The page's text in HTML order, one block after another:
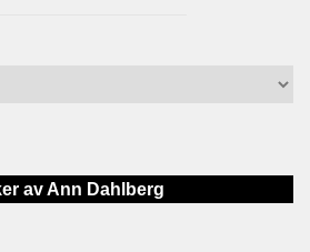
av Ann Dahlberg